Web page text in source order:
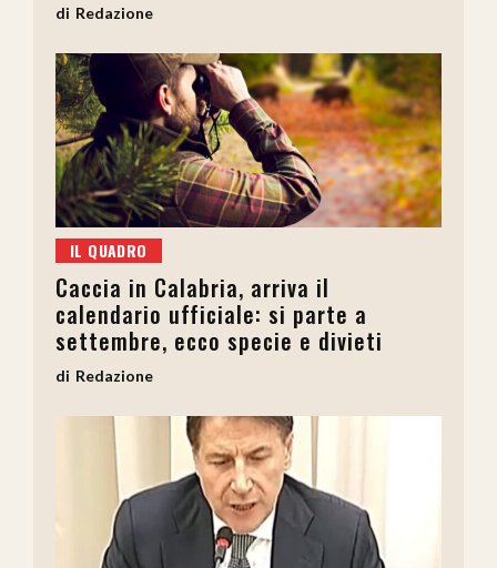
Redazione
IL QUADRO
Caccia in Calabria, arriva il
calendario ufficiale: si parte a
settembre, ecco specie e divieti
Redazione